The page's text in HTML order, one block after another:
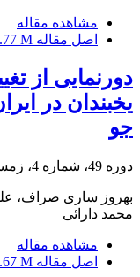
مشاهده مقاله
اصل مقاله M
دورنمایی از
یخبندان در
جو
دوره 49، شماره 4، زمستان 1396، صفحه
بهروز ساری صراف،
محمد دارائی
مشاهده مقاله
اصل مقاله M